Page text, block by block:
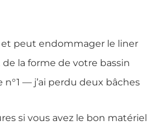
et peut endommager le liner
la forme de votre bassin
— j’ai perdu deux bâches
si vous avez le bon matériel